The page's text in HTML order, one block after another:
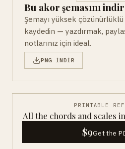
Bu akor şemasını indir
Şemayı yüksek
kaydedin — yazdırmak,
notlarınız için ideal.
PNG INDIR
PRINTABLE
All the chords and scales
$9Get the